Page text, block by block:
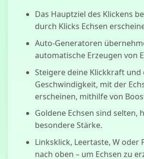
Das Hauptziel des Klickens
durch Klicks Echsen
Auto-Generatoren
automatische Erzeugen von
Steigere deine Klickkraft und
Geschwindigkeit, mit der
erscheinen, mithilfe von
Goldene Echsen sind selten,
besondere Stärke.
Linksklick, Leertaste, W oder
nach oben – um Echsen zu